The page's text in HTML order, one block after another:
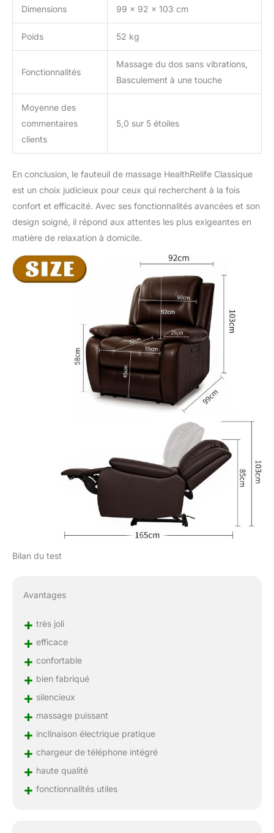
Dimensions 99 x 92 x 103 cm
Poids 52 kg
Fonctionnalités
Massage du dos sans vibrations,
Basculement à une touche
Moyenne des
commentaires
clients
5,0 sur 5 étoiles
En conclusion, le fauteuil de massage HealthRelife Classique
est un choix judicieux pour ceux qui recherchent à la fois
confort et efficacité. Avec ses fonctionnalités avancées et son
design soigné, il répond aux attentes les plus exigeantes en
matière de relaxation à domicile.
Bilan du test
Avantages
+ très joli
+ efficace
+ confortable
+ bien fabriqué
+ silencieux
+ massage puissant
+ inclinaison électrique pratique
+ chargeur de téléphone intégré
+ haute qualité
+ fonctionnalités utiles